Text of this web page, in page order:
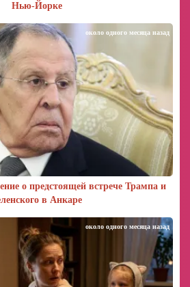
Нью-Йорке
о предстоящей встрече Трампа и
в Анкаре
около одного месяца назад
около одного месяца назад